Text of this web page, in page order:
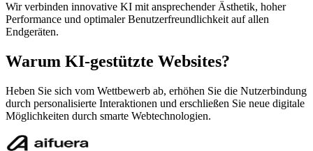
Wir verbinden innovative KI mit ansprechender Ästhetik, hoher
Performance und optimaler Benutzerfreundlichkeit auf allen
Endgeräten.
Warum KI-gestützte Websites?
Heben Sie sich vom Wettbewerb ab, erhöhen Sie die Nutzerbindung
durch personalisierte Interaktionen und erschließen Sie neue digitale
Möglichkeiten durch smarte Webtechnologien.